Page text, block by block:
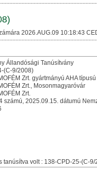
2026.AUG.09 10:18:43
Állandósági Tanúsítvány
(C-9/2008)
Zrt. gyártmányú AHA
Zrt., Mosonmagyaróvár
Zrt.
számú, 2025.09.15. dátumú
tanúsítva volt : 138-CPD-25-(C-